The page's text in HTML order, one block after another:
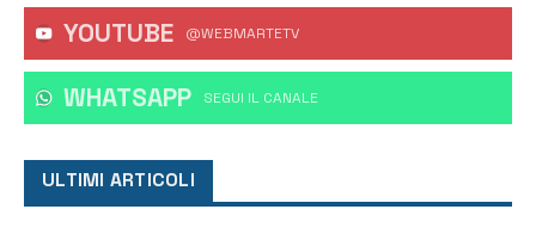
YOUTUBE @WEBMARTETV
WHATSAPP ‎SEGUI IL CANALE
ULTIMI ARTICOLI